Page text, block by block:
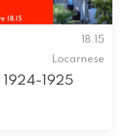
18.15
Locarnese
1924-1925